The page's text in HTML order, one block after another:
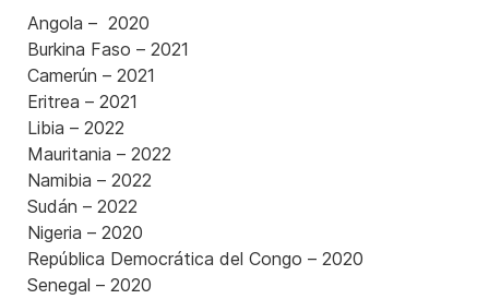
Angola – 2020
Burkina Faso – 2021
Camerún – 2021
Eritrea – 2021
Libia – 2022
Mauritania – 2022
Namibia – 2022
Sudán – 2022
Nigeria – 2020
República Democrática del Congo – 2020
Senegal – 2020